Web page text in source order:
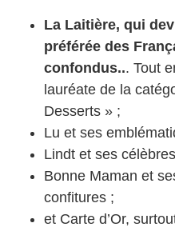
La Laitière, qui
préférée des
confondus... Tout
lauréate de la
Desserts » ;
Lu et ses
Lindt et ses
Bonne Maman et
confitures ;
et Carte d’Or,